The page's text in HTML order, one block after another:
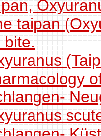
taipan
bite.